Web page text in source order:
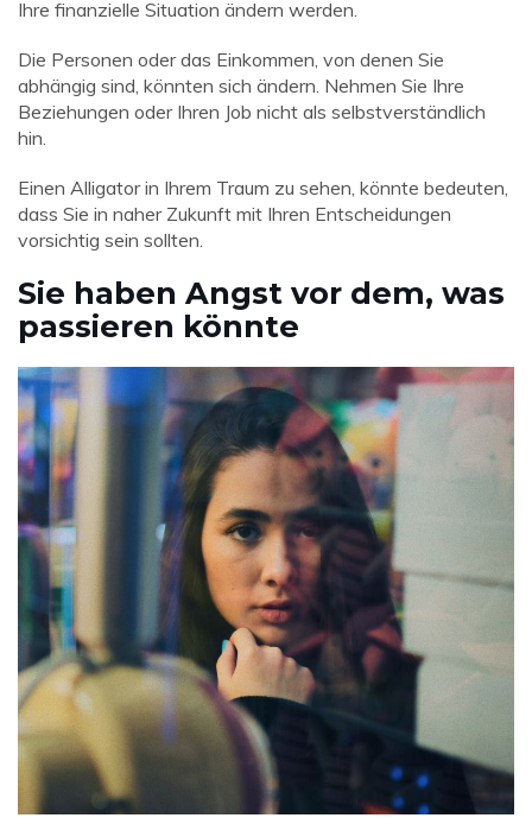
Ihre finanzielle Situation ändern werden.
Die Personen oder das Einkommen, von denen Sie
abhängig sind, könnten sich ändern. Nehmen Sie Ihre
Beziehungen oder Ihren Job nicht als selbstverständlich
hin.
Einen Alligator in Ihrem Traum zu sehen, könnte bedeuten,
dass Sie in naher Zukunft mit Ihren Entscheidungen
vorsichtig sein sollten.
Sie haben Angst vor dem, was
passieren könnte